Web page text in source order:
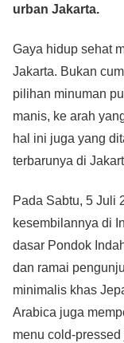
o
k
p
urban Jakarta.
Gaya hidup sehat
Jakarta. Bukan
pilihan minuman
manis, ke arah
hal ini juga yang
terbarunya di
Pada Sabtu, 5 Juli
kesembilannya di
dasar Pondok
dan ramai
minimalis khas
Arabica juga
menu cold-